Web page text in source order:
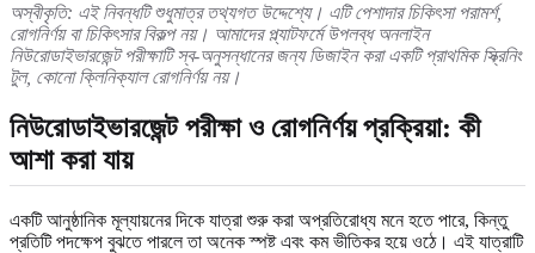
অস্বীকৃতি: এই নিবন্ধটি শুধুমাত্র তথ্যগত উদ্দেশ্যে। এটি পেশাদার চিকিৎসা পরামর্শ,
রোগনির্ণয় বা চিকিৎসার বিকল্প নয়। আমাদের প্ল্যাটফর্মে উপলব্ধ অনলাইন
নিউরোডাইভারজেন্ট পরীক্ষাটি স্ব-অনুসন্ধানের জন্য ডিজাইন করা একটি প্রাথমিক স্ক্রিনিং
টুল, কোনো ক্লিনিক্যাল রোগনির্ণয় নয়।
নিউরোডাইভারজেন্ট পরীক্ষা ও রোগনির্ণয় প্রক্রিয়া: কী
আশা করা যায়
একটি আনুষ্ঠানিক মূল্যায়নের দিকে যাত্রা শুরু করা অপ্রতিরোধ্য মনে হতে পারে, কিন্তু
প্রতিটি পদক্ষেপ বুঝতে পারলে তা অনেক স্পষ্ট এবং কম ভীতিকর হয়ে ওঠে। এই যাত্রাটি